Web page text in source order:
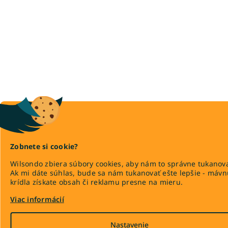
Zobnete si cookie?
Wilsondo zbiera súbory cookies, aby nám to správne
Ak mi dáte súhlas, bude sa nám tukanovať ešte lepšie -
krídla získate obsah či reklamu presne na mieru.
Viac informácií
Nastavenie